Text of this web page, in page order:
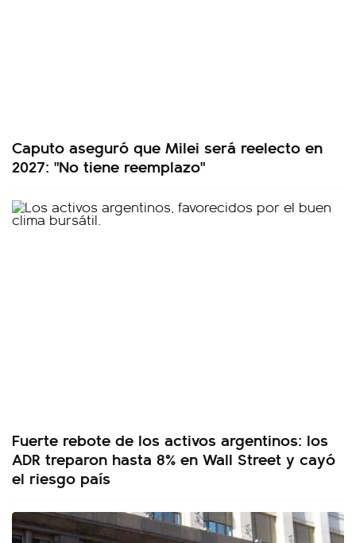
Caputo aseguró que Milei será reelecto en
2027: "No tiene reemplazo"
Fuerte rebote de los activos argentinos: los
ADR treparon hasta 8% en Wall Street y cayó
el riesgo país